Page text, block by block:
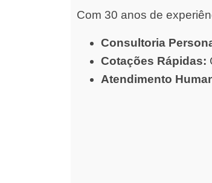
Com 30 anos de
Consultoria
Cotações Rápidas:
Atendimento